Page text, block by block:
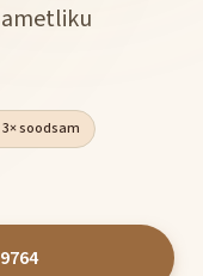
ametliku
soodsam